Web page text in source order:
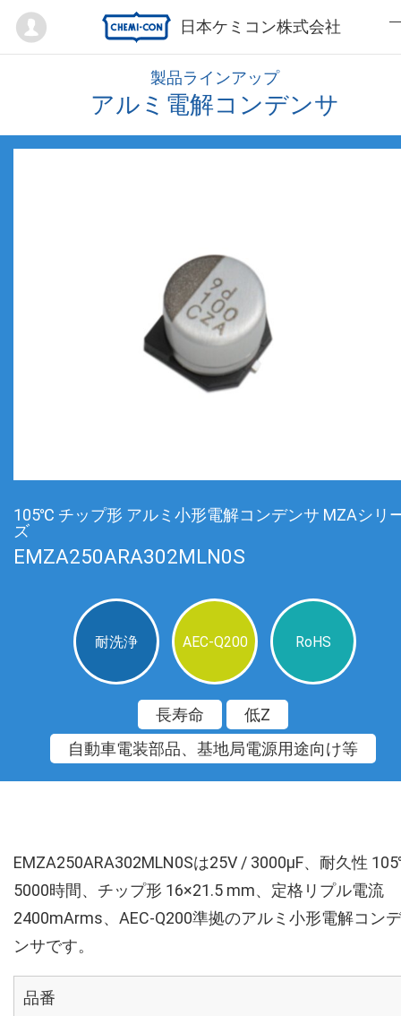
日本ケミコン株式会社
Mypage
製品ラインアップ
アルミ電解コンデンサ
105℃ チップ形 アルミ小形電解コンデンサ MZAシリ
ズ
EMZA250ARA302MLN0S
耐洗浄 AEC-Q200 RoHS
長寿命
低Z
自動車電装部品、基地局電源用途向け等
EMZA250ARA302MLN0Sは25V / 3000µF、耐久性
5000時間、チップ形 16×21.5 mm、定格リプル電流
2400mArms、AEC-Q200準拠のアルミ小形電解コンデ
ンサです。
品番